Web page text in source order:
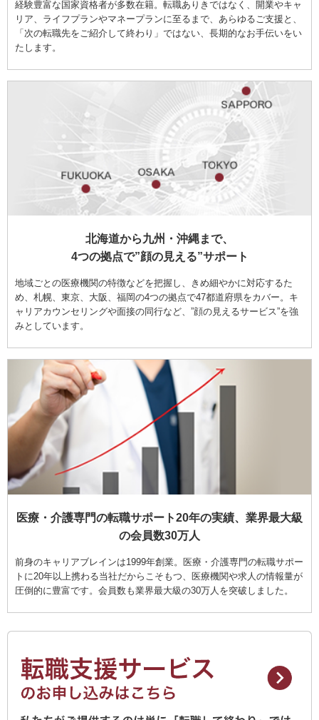
経験豊富な国家資格者が多数在籍。転職ありきではなく、開業やキャ
リア、ライフプランやマネープランに至るまで、あらゆるご支援と、
「次の転職先をご紹介して終わり」ではない、長期的なお手伝いをい
たします。
北海道から九州・沖縄まで、
4つの拠点で”顔の見える”サポート
地域ごとの医療機関の特徴などを把握し、きめ細やかに対応するた
め、札幌、東京、大阪、福岡の4つの拠点で47都道府県をカバー。キ
ャリアカウンセリングや面接の同行など、”顔の見えるサービス”を強
みとしています。
医療・介護専門の転職サポート20年の実績、業界最大級
の会員数30万人
前身のキャリアブレインは1999年創業。医療・介護専門の転職サポー
トに20年以上携わる当社だからこそもつ、医療機関や求人の情報量が
圧倒的に豊富です。会員数も業界最大級の30万人を突破しました。